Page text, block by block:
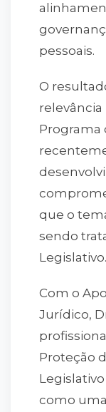
pessoais.
O
Programa
que o
sendo
Legislativo.
Com o
Jurídico,
Proteção
como